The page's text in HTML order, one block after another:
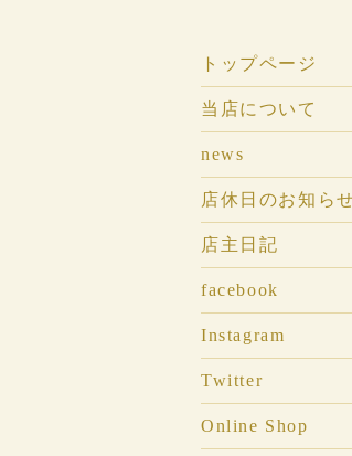
トップページ
当店について
news
店休日のお知ら
店主日記
facebook
Instagram
Twitter
Online Shop